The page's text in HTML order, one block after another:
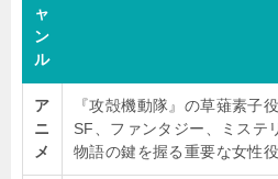
ャ
ン
ル
ア
ニ
メ
『攻殻機動隊』の草薙素子
SF、ファンタジー、ミステ
物語の鍵を握る重要な女性役